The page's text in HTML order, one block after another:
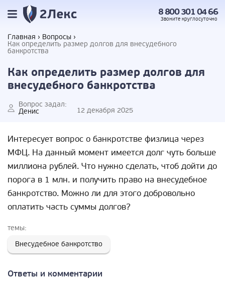
8 800 301 04 66
Звоните круглосуточно
Главная
Вопросы
Как определить размер долгов для внесудебного
банкротства
Как определить размер долгов для
внесудебного банкротства
Вопрос задал:
Денис
12 декабря 2025
Интересует вопрос о банкротстве физлица через
МФЦ. На данный момент имеется долг чуть больше
миллиона рублей. Что нужно сделать, чтоб дойти до
порога в 1 млн. и получить право на внесудебное
банкротство. Можно ли для этого добровольно
оплатить часть суммы долгов?
темы:
Внесудебное банкротство
Ответы и комментарии